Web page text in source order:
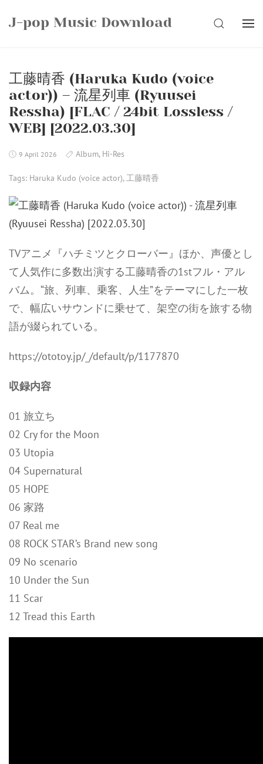
J-pop Music Download SEARCH
工藤晴香 (Haruka Kudo (voice
actor)) – 流星列車 (Ryuusei
Ressha) [FLAC / 24bit Lossless /
WEB] [2022.03.30]
9 April 2026 Album, Hi-Res
Tags: Haruka Kudo (voice actor),工藤晴香
TVアニメ『ハチミツとクローバー』ほか、声優とし
て人気作に多数出演する工藤晴香の1stフル・アル
バム。“旅、列車、乗客、人生”をテーマにした一枚
で、幅広いサウンドに乗せて、架空の街を旅する物
語が綴られている。
https://ototoy.jp/_/default/p/1177870
収録内容
01 旅立ち
02 Cry for the Moon
03 Utopia
04 Supernatural
05 HOPE
06 家路
07 Real me
08 ROCK STAR’s Brand new song
09 No scenario
10 Under the Sun
11 Scar
12 Tread this Earth